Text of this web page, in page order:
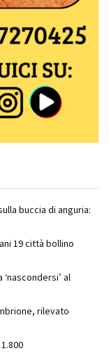
buccia di anguria:
19 città bollino
al
rilevato